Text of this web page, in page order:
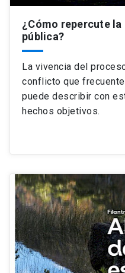
¿Cómo repercute
pública?
La vivencia del
conflicto que
puede describir con
hechos objetivos.